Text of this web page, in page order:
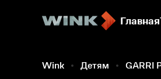
Главная
Wink Детям GARRI